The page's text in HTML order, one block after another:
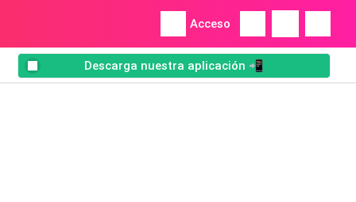
Acceso
Descarga nuestra aplicación 📲